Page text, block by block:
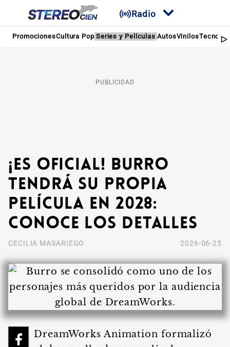
Radio
PromocionesCultura Pop Series y Películas AutosVinilos
PUBLICIDAD
¡Es oficial! Burro
tendrá su propia
película en 2028:
Conoce los detalles
CECILIA MASARIEGO 2026-06-25
DreamWorks Animation formalizó